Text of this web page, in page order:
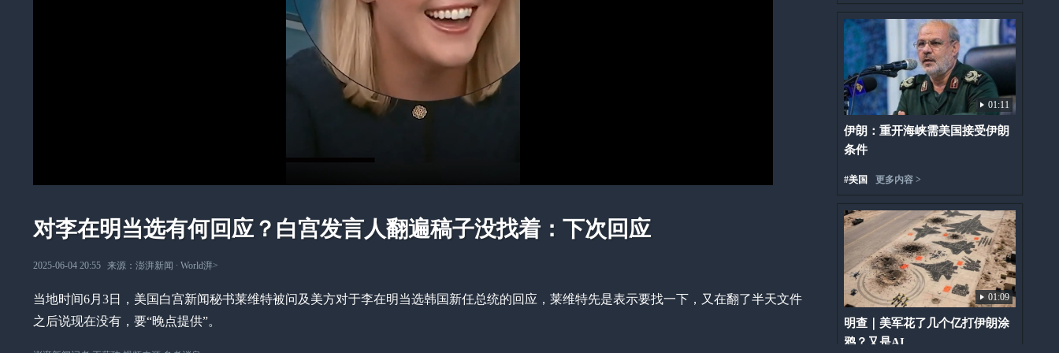
暂不连播
6 秒后 进入自动播放
对李在明当选有何回应？白宫发言人翻遍稿子没找着：下次回应
2025-06-04 20:55 来源： 澎湃新闻 ∙ World湃>
当地时间6月3日，美国白宫新闻秘书莱维特被问及美方对于李在明当选韩国新任总统的回应，莱维特先是表示要找一下，又在翻了半天文件
之后说现在没有，要“晚点提供”。
01:11
伊朗：重开海峡需美国接受伊朗
条件
#美国 更多内容 >
01:09
明查｜美军花了几个亿打伊朗涂
鸦？又是AI